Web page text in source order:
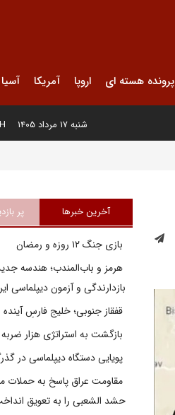
پرونده هسته ای اروپا آمریکا
شنبه ۱۷ مرداد ۱۴۰۵
آخرین خبرها پر
بازی جنگ ۱۲ روزه و رمضان
هرمز و باب‌المندب؛ هندسه
بازدارندگی و آزمون دیپلماسی
قفقاز جنوبی؛ خلیج فارسِ آینده
بازگشت به استراتژی هزار
پویایی دستگاه دیپلماسی در
مقاومت عراق پاسخ به حملات
حشد الشعبی را به تعویق